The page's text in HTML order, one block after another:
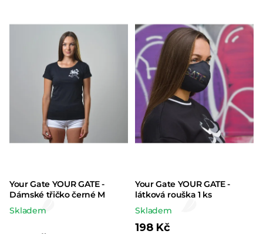
Your Gate YOUR GATE -
Dámské třičko černé M
Skladem
Your Gate YOUR GATE -
látková rouška 1 ks
Skladem
198 Kč